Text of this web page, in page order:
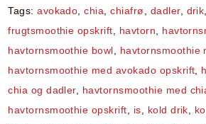
e
st
e
b
o
o
k
l
s
A
p
p
di
t
s
e
n
g
er
Tags:avokado ,chia ,chiafrø dadler, drik
frugtsmoothie opskrift
havtorn
havtornsmoothie bowl
havtornsmoothie
havtornsmoothie med avokado opskrift
chia og dadler, havtornsmoothie med
havtornsmoothie opskrift
is kold drik